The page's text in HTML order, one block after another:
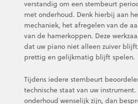
verstandig om een stembeurt
met onderhoud. Denk hierbij aan
mechaniek, het afregelen van de
van de hamerkoppen. Deze
dat uw piano niet alleen zuiver
prettig en gelijkmatig blijft spelen.
Tijdens iedere stembeurt
technische staat van uw
onderhoud wenselijk zijn, dan